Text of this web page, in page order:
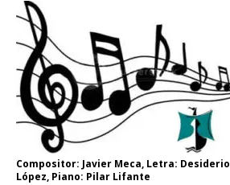
Compositor: Javier Meca, Letra: Desiderio
López, Piano: Pilar Lifante